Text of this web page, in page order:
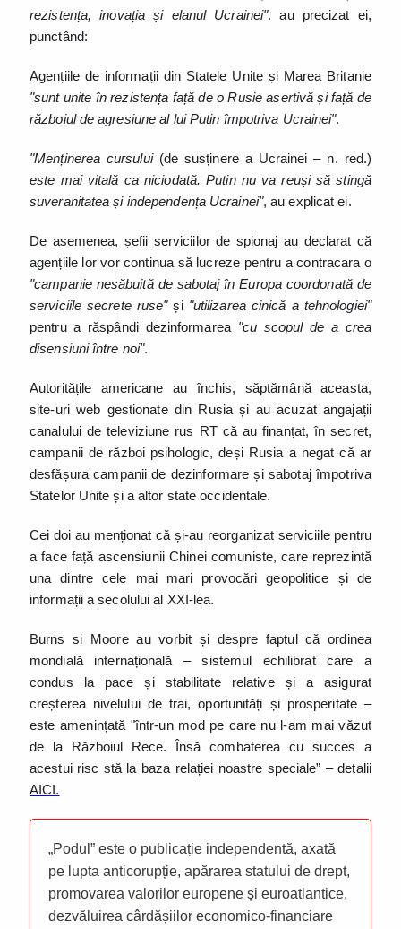
rezistența, inovația și elanul Ucrainei". au precizat ei,
punctând:
Agențiile de informații din Statele Unite și Marea Britanie
"sunt unite în rezistența față de o Rusie asertivă și față de
războiul de agresiune al lui Putin împotriva Ucrainei".
"Menținerea cursului(de susținere a Ucrainei – n. red.)
este mai vitală ca niciodată. Putin nu va reuși să stingă
suveranitatea și independența Ucrainei", au explicat ei.
De asemenea, șefii serviciilor de spionaj au declarat că
agențiile lor vor continua să lucreze pentru a contracara o
"campanie nesăbuită de sabotaj în Europa coordonată de
serviciile secrete ruse"și "utilizarea cinică a tehnologiei"
pentru a răspândi dezinformarea "cu scopul de a crea
disensiuni între noi".
Autoritățile americane au închis, săptămână aceasta,
site-uri web gestionate din Rusia și au acuzat angajații
canalului de televiziune rus RT că au finanțat, în secret,
campanii de război psihologic, deși Rusia a negat că ar
desfășura campanii de dezinformare și sabotaj împotriva
Statelor Unite și a altor state occidentale.
Cei doi au menționat că și-au reorganizat serviciile pentru
a face față ascensiunii Chinei comuniste, care reprezintă
una dintre cele mai mari provocări geopolitice și de
informații a secolului al XXI-lea.
Burns si Moore au vorbit și despre faptul că ordinea
mondială internațională – sistemul echilibrat care a
condus la pace și stabilitate relative și a asigurat
creșterea nivelului de trai, oportunități și prosperitate –
este amenințată "într-un mod pe care nu l-am mai văzut
de la Războiul Rece. Însă combaterea cu succes a
acestui risc stă la baza relației noastre speciale” – detalii
AICI.
„Podul” este o publicație independentă, axată
pe lupta anticorupție, apărarea statului de drept,
promovarea valorilor europene și euroatlantice,
dezvăluirea cârdășiilor economico-financiare